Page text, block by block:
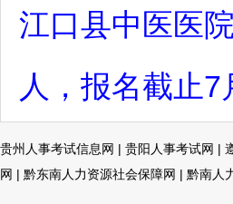
江口县中医医
人，报名截止7
贵州人事考试信息网 | 贵阳人事考试网 |
网 | 黔东南人力资源社会保障网 | 黔南人